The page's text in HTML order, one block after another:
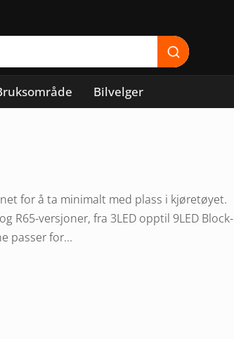
Bilvelger
for å ta minimalt med plass i kjøretøyet.
R65-versjoner, fra 3LED opptil 9LED Block-
passer for...